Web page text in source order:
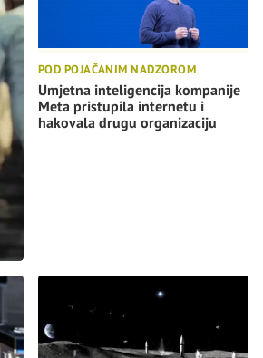
POD POJAČANIM NADZOROM
Umjetna inteligencija kompanije
Meta pristupila internetu i
hakovala drugu organizaciju